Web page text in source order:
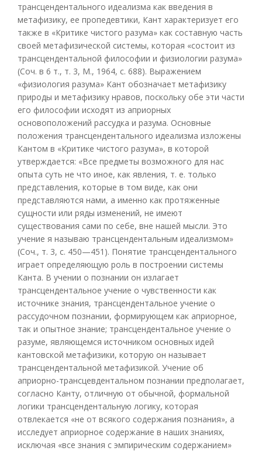
трансцендентального идеализма как введения в
метафизику, ее пропедевтики, Кант характеризует его
также в «Критике чистого разума» как составную часть
своей метафизической системы, которая «состоит из
трансцендентальной философии и физиологии разума»
(Соч. в 6 т., т. 3, М., 1964, с. 688). Выражением
«физиология разума» Кант обозначает метафизику
природы и метафизику нравов, поскольку обе эти части
его философии исходят из априорных
основоположений рассудка и разума. Основные
положения трансцендентального идеализма изложены
Кантом в «Критике чистого разума», в которой
утверждается: «Все предметы возможного для нас
опыта суть не что иное, как явления, т. е. только
представления, которые в том виде, как они
представляются нами, а именно как протяженные
сущности или ряды изменений, не имеют
существования сами по себе, вне нашей мысли. Это
учение я называю трансцендентальным идеализмом»
(Соч., т. 3, с. 450—451). Понятие трансцендентального
играет определяющую роль в построении системы
Канта. В учении о познании он излагает
трансцендентальное учение о чувственности как
источнике знания, трансцендентальное учение о
рассудочном познании, формирующем как априорное,
так и опытное знание; трансцендентальное учение о
разуме, являющемся источником основных идей
кантовской метафизики, которую он называет
трансцендентальной метафизикой. Учение об
априорно-трансцевдентальном познании предполагает,
согласно Канту, отличную от обычной, формальной
логики трансцендентальную логику, которая
отвлекается «не от всякого содержания познания», а
исследует априорное содержание в наших знаниях,
исключая «все знания с эмпирическим содержанием»